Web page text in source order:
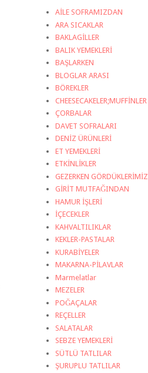
AİLE SOFRAMIZDAN
ARA SICAKLAR
BAKLAGİLLER
BALIK YEMEKLERİ
BAŞLARKEN
BLOGLAR ARASI
BÖREKLER
CHEESECAKELER;MUFFİNLER
ÇORBALAR
DAVET SOFRALARI
DENİZ ÜRÜNLERİ
ET YEMEKLERİ
ETKİNLİKLER
GEZERKEN GÖRDÜKLERİMİZ
GİRİT MUTFAĞINDAN
HAMUR İŞLERİ
İÇECEKLER
KAHVALTILIKLAR
KEKLER-PASTALAR
KURABİYELER
MAKARNA-PİLAVLAR
Marmelatlar
MEZELER
POĞAÇALAR
REÇELLER
SALATALAR
SEBZE YEMEKLERİ
SÜTLÜ TATLILAR
ŞURUPLU TATLILAR